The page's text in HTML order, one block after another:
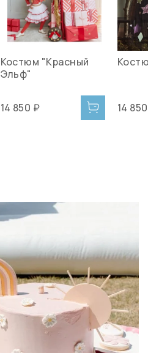
Костюм "Красный
Эльф"
14 850 ₽ 14